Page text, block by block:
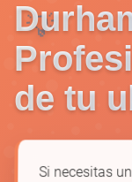
💡
de tu
Si necesitas